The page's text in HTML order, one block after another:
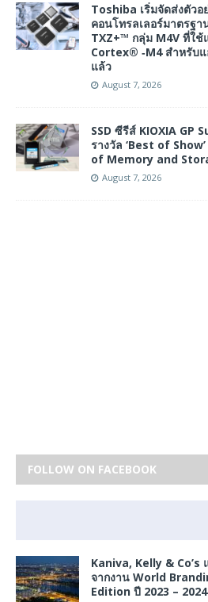
Toshiba เริ่มจัดส่งตัวอ
คอนโทรลเลอร์มาตรฐ
TXZ+™ กลุ่ม M4V ที่ใ
Cortex® ‑M4 สำหรับ
แล้ว
August 7, 2026
SSD ซีรีส์ KIOXIA GP
รางวัล ‘Best of
of Memory and
August 7, 2026
FOLLOW ON FACEBOOK
Kaniva, Kelly & Co’s
จากงาน World
Edition ปี 2023 –